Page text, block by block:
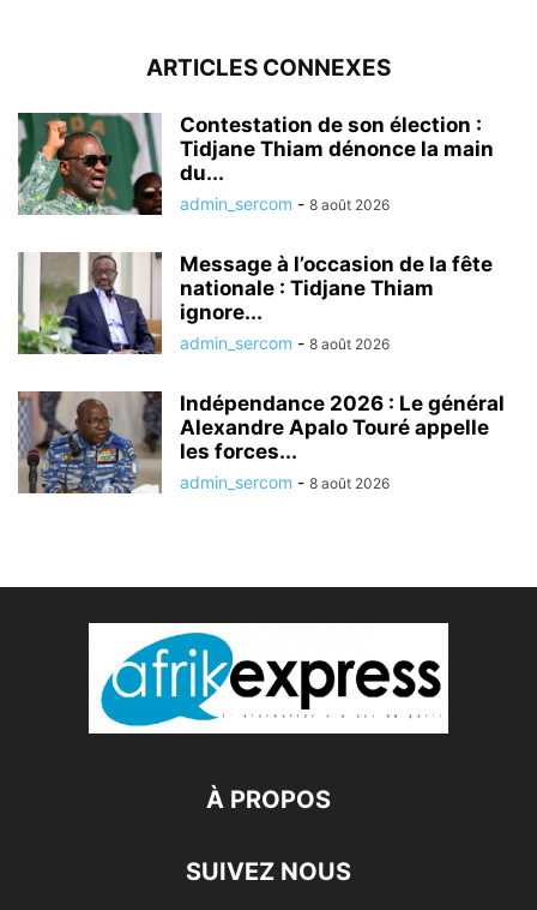
ARTICLES CONNEXES
Contestation de son élection :
Tidjane Thiam dénonce la main
du...
admin_sercom - 8 août 2026
Message à l’occasion de la fête
nationale : Tidjane Thiam
ignore...
admin_sercom - 8 août 2026
Indépendance 2026 : Le général
Alexandre Apalo Touré appelle
les forces...
admin_sercom - 8 août 2026
À PROPOS
SUIVEZ NOUS